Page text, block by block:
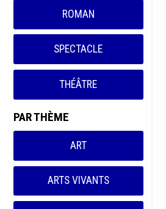
ROMAN
SPECTACLE
THÉÂTRE
PAR THÈME
ART
ARTS VIVANTS